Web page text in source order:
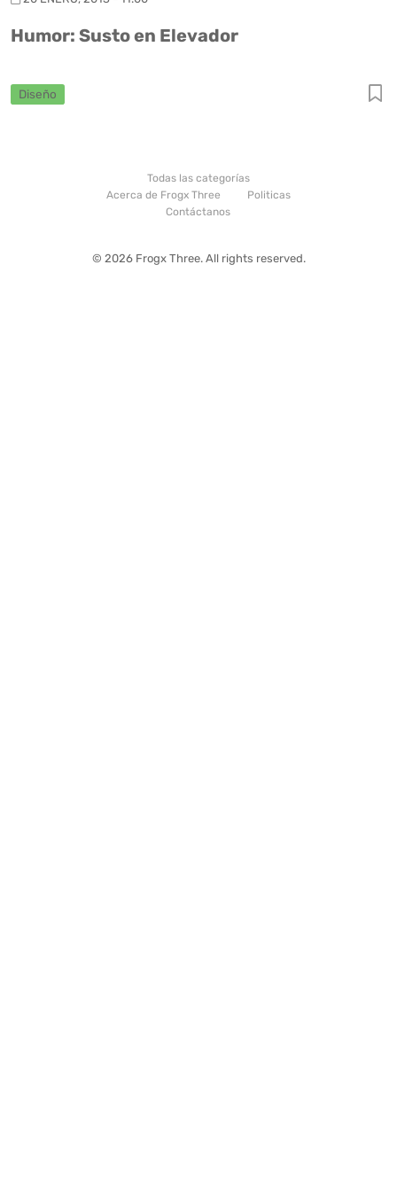
Humor: Susto en Elevador
Diseño
Todas las categorías
Acerca de Frogx Three
Politicas
Contáctanos
© 2026 Frogx Three. All rights reserved.